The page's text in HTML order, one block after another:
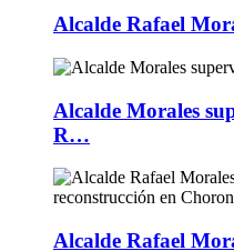
Alcalde Rafael
Alcalde Morales
R…
Alcalde Rafael